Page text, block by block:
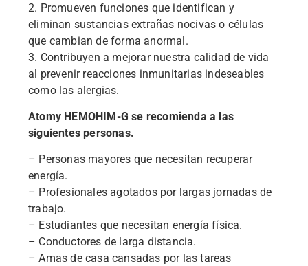
2. Promueven funciones que identifican y
eliminan sustancias extrañas nocivas o células
que cambian de forma anormal.
3. Contribuyen a mejorar nuestra calidad de vida
al prevenir reacciones inmunitarias indeseables
como las alergias.
Atomy HEMOHIM-G se recomienda a las
siguientes personas.
– Personas mayores que necesitan recuperar
energía.
– Profesionales agotados por largas jornadas de
trabajo.
– Estudiantes que necesitan energía física.
– Conductores de larga distancia.
– Amas de casa cansadas por las tareas